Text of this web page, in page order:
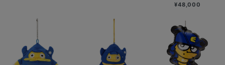
¥48,000